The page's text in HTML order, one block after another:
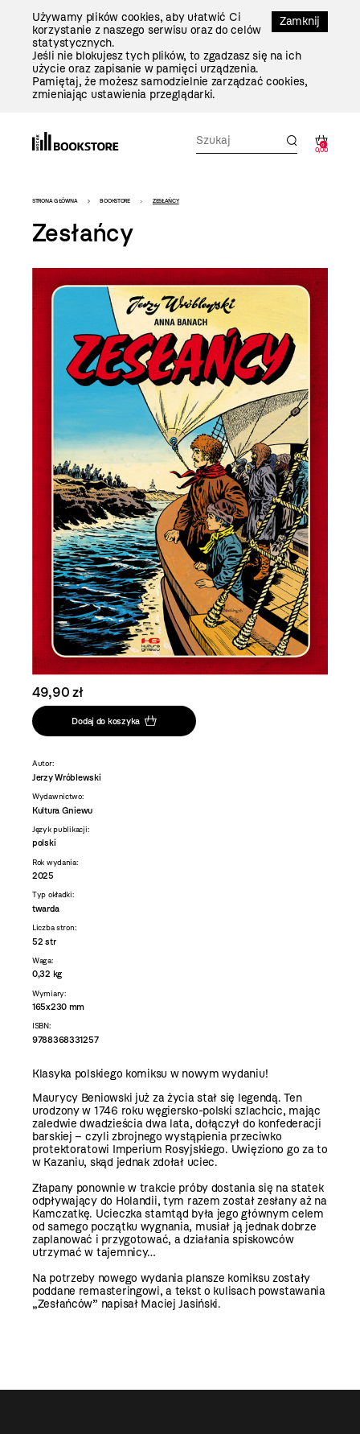
Zamknij
Używamy plików cookies, aby ułatwić Ci
korzystanie z naszego serwisu oraz do celów
statystycznych.
Jeśli nie blokujesz tych plików, to zgadzasz się na ich
użycie oraz zapisanie w pamięci urządzenia.
Pamiętaj, że możesz samodzielnie zarządzać cookies,
zmieniając ustawienia przeglądarki.
0
0,00
Bookstore
-
szablon
szczegóły
STRONA GŁÓWNA BOOKSTORE ZESŁAŃCY
Zesłańcy
49,90 zł
Dodaj do koszyka
Autor:
Jerzy Wróblewski
Wydawnictwo:
Kultura Gniewu
Język publikacji:
polski
Rok wydania:
2025
Typ okładki:
twarda
Liczba stron:
52 str
Waga:
0,32 kg
Wymiary:
165x230 mm
ISBN:
9788368331257
Klasyka polskiego komiksu w nowym wydaniu!
Maurycy Beniowski już za życia stał się legendą. Ten
urodzony w 1746 roku węgiersko-polski szlachcic, mając
zaledwie dwadzieścia dwa lata, dołączył do konfederacji
barskiej – czyli zbrojnego wystąpienia przeciwko
protektoratowi Imperium Rosyjskiego. Uwięziono go za to
w Kazaniu, skąd jednak zdołał uciec.
Złapany ponownie w trakcie próby dostania się na statek
odpływający do Holandii, tym razem został zesłany aż na
Kamczatkę. Ucieczka stamtąd była jego głównym celem
od samego początku wygnania, musiał ją jednak dobrze
zaplanować i przygotować, a działania spiskowców
utrzymać w tajemnicy…
Na potrzeby nowego wydania plansze komiksu zostały
poddane remasteringowi, a tekst o kulisach powstawania
„Zesłańców” napisał Maciej Jasiński.